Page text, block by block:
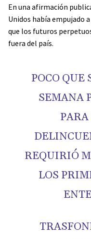
En una afirmación
Unidos había empujado
que los futuros
fuera del país.
POCO QUE
SEMANA
REQUIRIÓ
LOS